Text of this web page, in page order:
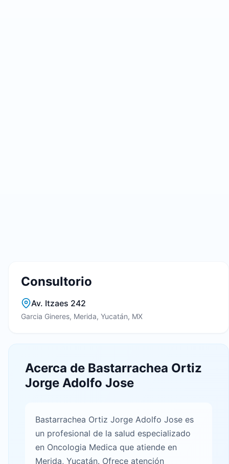
Consultorio
Av. Itzaes 242
Garcia Gineres, Merida, Yucatán, MX
Acerca de Bastarrachea Ortiz
Jorge Adolfo Jose
Bastarrachea Ortiz Jorge Adolfo Jose es
un profesional de la salud especializado
en Oncologia Medica que atiende en
Merida, Yucatán. Ofrece atención